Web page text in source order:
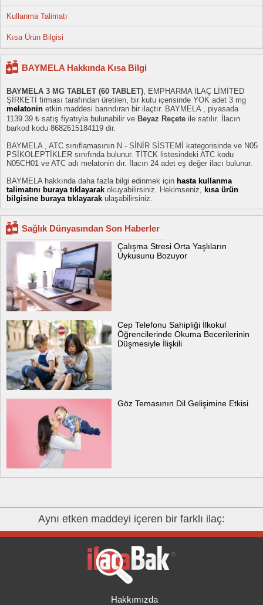
Kullanma Talimatı
Kısa Ürün Bilgisi
BAYMELA Hakkında Kısa Bilgi
BAYMELA 3 MG TABLET (60 TABLET) , EMPHARMA İLAÇ LİMİTED
ŞİRKETİ firması tarafından üretilen, bir kutu içerisinde YOK adet 3 mg
melatonin etkin maddesi barındıran bir ilaçtır. BAYMELA , piyasada
1139.39 ₺ satış fiyatıyla bulunabilir ve Beyaz Reçete ile satılır. İlacın
barkod kodu 8682615184119 dir.
BAYMELA , ATC sınıflamasının N - SİNİR SİSTEMİ kategorisinde ve N05
PSİKOLEPTİKLER sınıfında bulunur. TİTCK listesindeki ATC kodu
N05CH01 ve ATC adı melatonin dır. İlacın 24 adet eş değer ilacı bulunur.
BAYMELA hakkında daha fazla bilgi edinmek için hasta kullanma
talimatını buraya tıklayarak okuyabilirsiniz. Hekimseniz,
kısa ürün
bilgisine buraya tıklayarak ulaşabilirsiniz.
Sağlık Dünyasından Son Haberler
Çalışma Stresi Orta Yaşlıların
Uykusunu Bozuyor
Cep Telefonu Sahipliği İlkokul
Öğrencilerinde Okuma Becerilerinin
Düşmesiyle İlişkili
Göz Temasının Dil Gelişimine Etkisi
Aynı etken maddeyi içeren bir farklı ilaç:
Hakkımızda